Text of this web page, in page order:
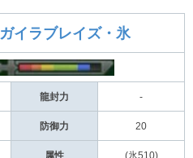
ガイラブレイズ・氷
龍封力 -
防御力 20
属性 (氷510)